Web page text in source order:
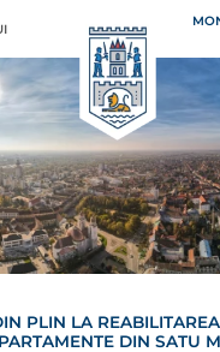
PLIN LA
DIN SATU